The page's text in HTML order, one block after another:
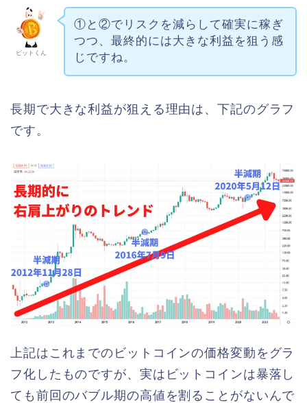
ビットくん
①と②でリスクを減らして確実に稼ぎ
つつ、最終的には大きな利益を狙う感
じですね。
長期で大きな利益が狙える理由は、下記のグラフ
です。
上記はこれまでのビットコインの価格変動をグラ
フ化したものですが、実はビットコインは暴落し
ても前回のバブル期の高値を割ることがないんで